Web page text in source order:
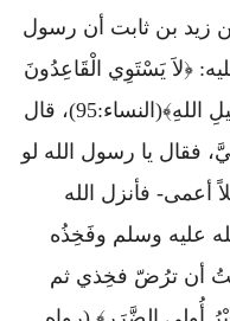
طقطقة.(2) وعن زيد بن ثابت أن رسول
﴿لاَ يَسْتَوِي الْقَاعِدُونَ
مِنَ الْمُؤْمِنِينَ وَالْمُجَاهِدُونَ فِي سَبِيلِ اللهِ﴾(النساء:95)، قال
فقال يا رسول الله لو
أعمى- فأنزل الله
عليه وسلم وفَخِذُه
أن ترُضّ فخِذي ثم